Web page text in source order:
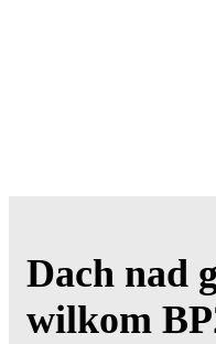
Dach nad
wilkom